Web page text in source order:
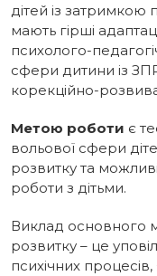
дітей із затримкою
мають гірші
психолого-
сфери дитини із
корекційно-
Метою роботи є
вольової сфери
розвитку та
роботи з дітьми.
Виклад основного
розвитку – це
психічних